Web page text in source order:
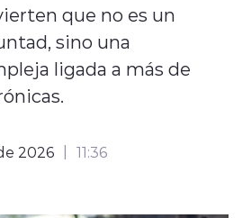
que no es un
sino una
ligada a más de
2026 11:36